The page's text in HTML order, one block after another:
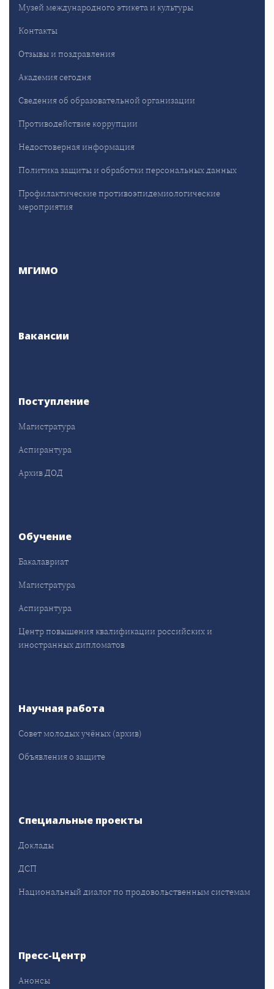
Музей международного этикета и культуры
Контакты
Отзывы и поздравления
Академия сегодня
Сведения об образовательной организации
Противодействие коррупции
Недостоверная информация
Политика защиты и обработки персональных данных
Профилактические противоэпидемиологические
мероприятия
МГИМО
Вакансии
Поступление
Магистратура
Аспирантура
Архив ДОД
Обучение
Бакалавриат
Магистратура
Аспирантура
Центр повышения квалификации российских и
иностранных дипломатов
Научная работа
Совет молодых учёных (архив)
Объявления о защите
Специальные проекты
Доклады
ДСП
Национальный диалог по продовольственным системам
Пресс-Центр
Анонсы